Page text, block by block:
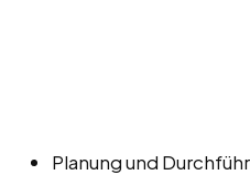
Planung und